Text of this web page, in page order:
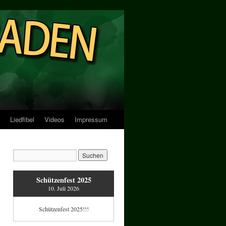
Liedfibel Videos Impressum
Schützenfest 2025
10. Juli 2026
Schützenfest 2025!!!